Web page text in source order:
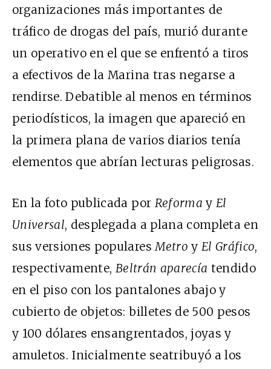
organizaciones más importantes de
tráfico de drogas del país, murió durante
un operativo en el que se enfrentó a tiros
a efectivos de la Marina tras negarse a
rendirse. Debatible al menos en términos
periodísticos, la imagen que apareció en
la primera plana de varios diarios tenía
elementos que abrían lecturas peligrosas.
En la foto publicada por Reforma y El
Universal, desplegada a plana completa en
sus versiones popularesMetro y El Gráfico,
respectivamente, Beltrán aparecía tendido
en el piso con los pantalones abajo y
cubierto de objetos: billetes de 500 pesos
y 100 dólares ensangrentados, joyas y
amuletos. Inicialmente seatribuyó a los